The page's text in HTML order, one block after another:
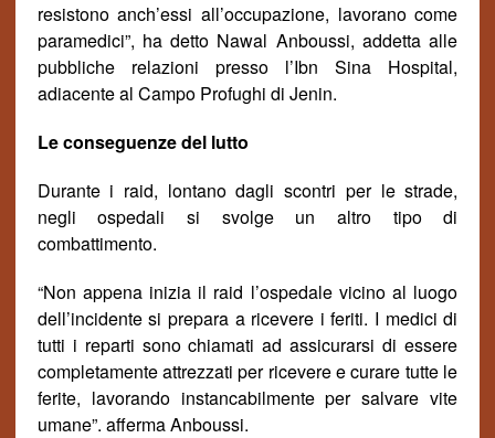
resistono anch’essi all’occupazione, lavorano come
paramedici”, ha detto Nawal Anboussi, addetta alle
pubbliche relazioni presso l’Ibn Sina Hospital,
adiacente al Campo Profughi di Jenin.
Le conseguenze del lutto
Durante i raid, lontano dagli scontri per le strade,
negli ospedali si svolge un altro tipo di
combattimento.
“Non appena inizia il raid l’ospedale vicino al luogo
dell’incidente si prepara a ricevere i feriti. I medici di
tutti i reparti sono chiamatiad assicurarsi di essere
completamente attrezzati per ricevere e curare tutte le
ferite, lavorando instancabilmente per salvare vite
umane”. afferma Anboussi.